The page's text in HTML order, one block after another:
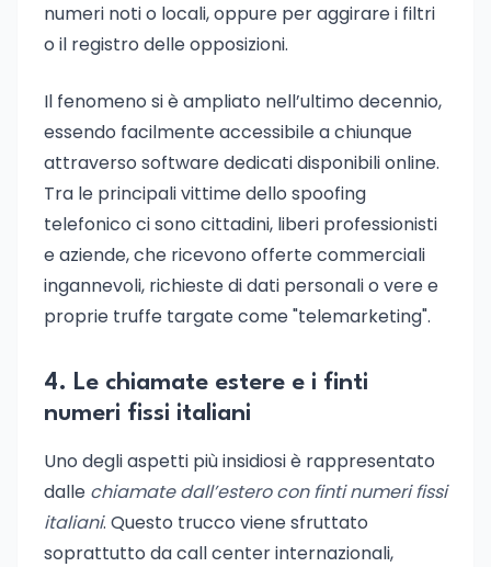
numeri noti o locali, oppure per aggirare i filtri
o il registro delle opposizioni.
Il fenomeno si è ampliato nell’ultimo decennio,
essendo facilmente accessibile a chiunque
attraverso software dedicati disponibili online.
Tra le principali vittime dello spoofing
telefonico ci sono cittadini, liberi professionisti
e aziende, che ricevono offerte commerciali
ingannevoli, richieste di dati personali o vere e
proprie truffe targate come "telemarketing".
4. Le chiamate estere e i finti
numeri fissi italiani
Uno degli aspetti più insidiosi è rappresentato
dalle chiamate dall’estero con finti numeri fissi
italiani. Questo trucco viene sfruttato
soprattutto da call center internazionali,